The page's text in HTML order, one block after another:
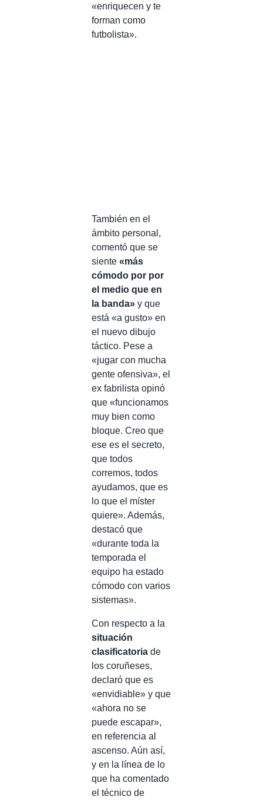
«enriquecen y te
forman como
futbolista».
También en el
ámbito personal,
comentó que se
siente «más
cómodo por por
el medio que en
la banda» y que
está «a gusto» en
el nuevo dibujo
táctico. Pese a
«jugar con mucha
gente ofensiva», el
ex fabrilista opinó
que «funcionamos
muy bien como
bloque. Creo que
ese es el secreto,
que todos
corremos, todos
ayudamos, que es
lo que el míster
quiere». Además,
destacó que
«durante toda la
temporada el
equipo ha estado
cómodo con varios
sistemas».
Con respecto a la
situación
clasificatoria de
los coruñeses,
declaró que es
«envidiable» y que
«ahora no se
puede escapar»,
en referencia al
ascenso. Aún así,
y en la línea de lo
que ha comentado
el técnico de